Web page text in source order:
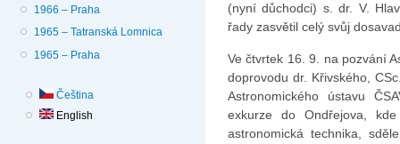
1966 – Praha
1965 – Tatranská Lomnica
1965 – Praha
Čeština
English
(nyní důchodci) s. dr. V.
řady zasvětil celý svůj
Ve čtvrtek 16. 9. na pozvání
doprovodu dr. Křivského,
Astronomického ústavu
exkurze do Ondřejova,
astronomická tech­nika,